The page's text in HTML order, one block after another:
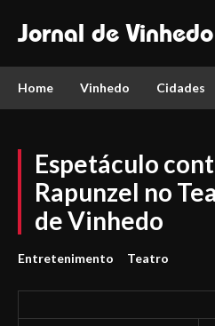
Jornal de Vinhedo
Home Vinhedo Cidades
Espetáculo
Rapunzel no
de Vinhedo
Entretenimento Teatro